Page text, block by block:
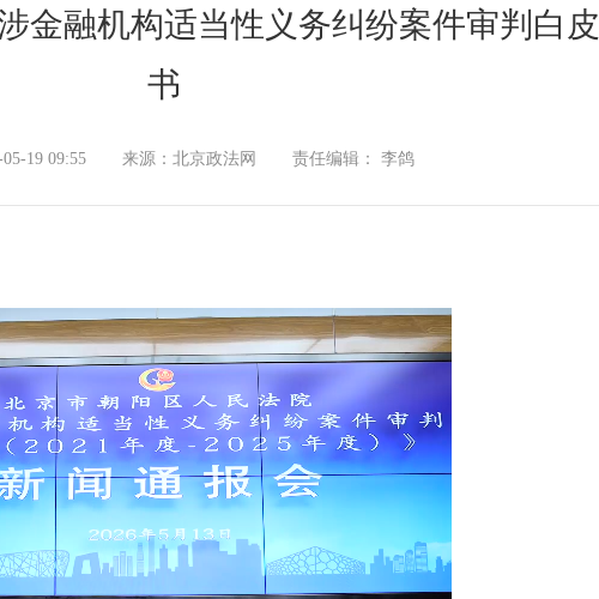
金融机构适当性义务纠纷案件审判白皮
书
19 09:55 来源：北京政法网 责任编辑： 李鸽